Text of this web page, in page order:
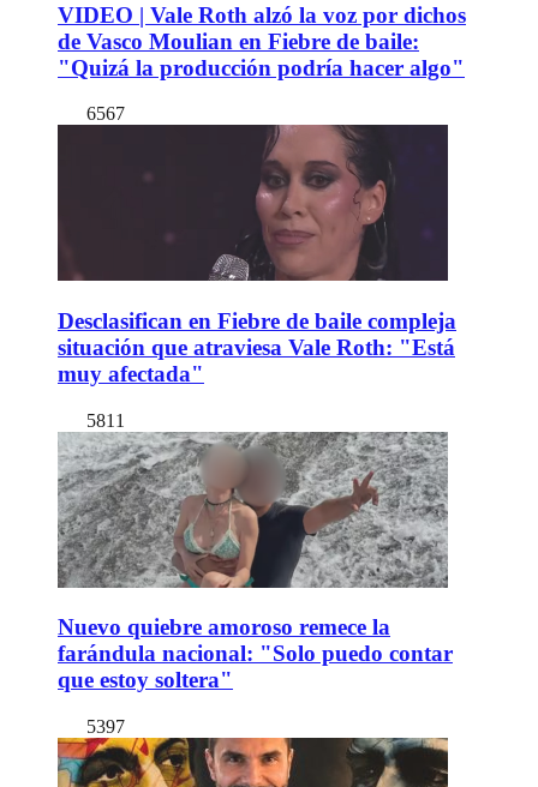
VIDEO | Vale Roth alzó la voz por dichos
de Vasco Moulian en Fiebre de baile:
"Quizá la producción podría hacer algo"
6567
Desclasifican en Fiebre de baile compleja
situación que atraviesa Vale Roth: "Está
muy afectada"
5811
Nuevo quiebre amoroso remece la
farándula nacional: "Solo puedo contar
que estoy soltera"
5397